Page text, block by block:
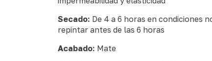
Secado: De 4 a 6 horas en condiciones
repintar antes de las 6 horas
Acabado: Mate